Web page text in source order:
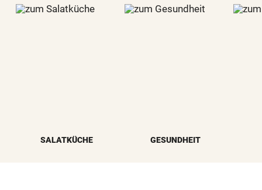
SALATKÜCHE GESUNDHEIT